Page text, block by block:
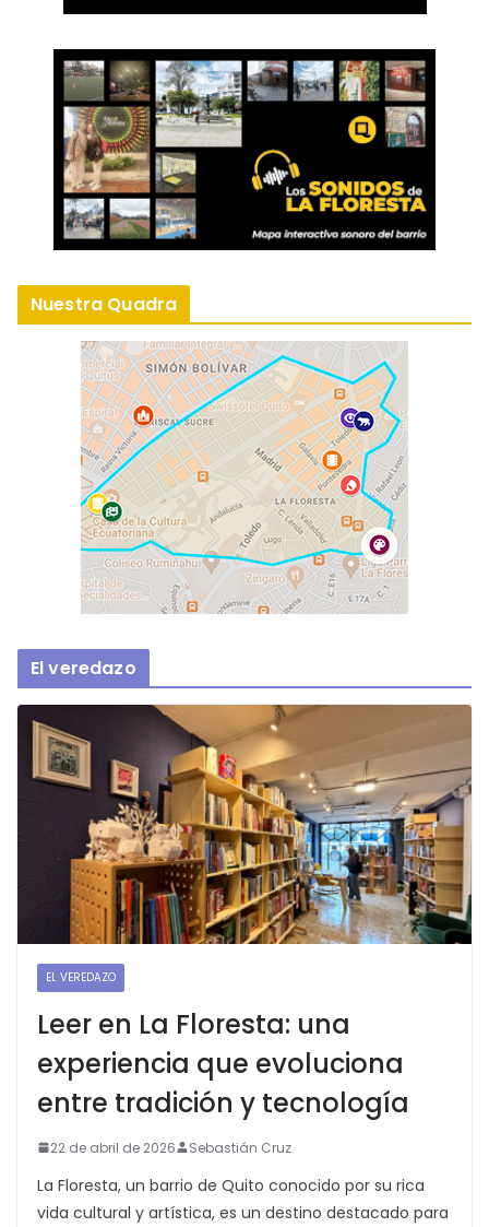
Nuestra Quadra
El veredazo
EL VEREDAZO
Leer en La Floresta: una
experiencia que evoluciona
entre tradición y tecnología
22 de abril de 2026 Sebastián Cruz
La Floresta, un barrio de Quito conocido por su rica
vida cultural y artística, es un destino destacado para